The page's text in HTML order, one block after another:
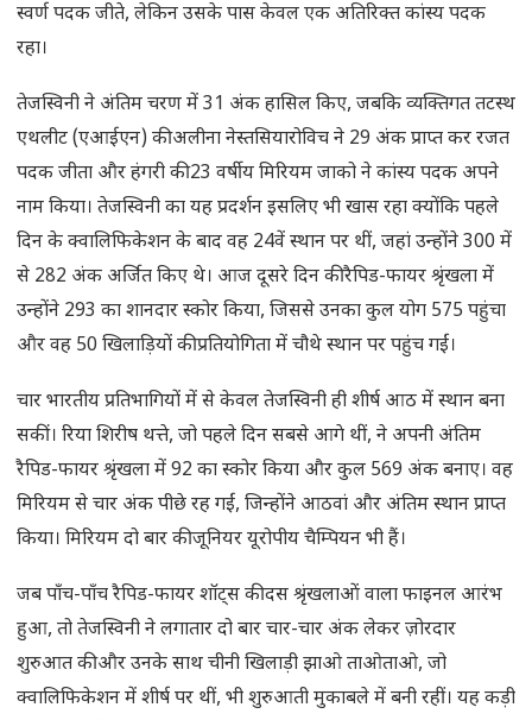
स्वर्ण पदक जीते, लेकिन उसके पास केवल एक अतिरिक्त कांस्य पदक
रहा।
तेजस्विनी ने अंतिम चरण में 31 अंक हासिल किए, जबकि व्यक्तिगत तटस्थ
एथलीट (एआईएन) की अलीना नेस्तसियारोविच ने 29 अंक प्राप्त कर रजत
पदक जीता और हंगरी की 23 वर्षीय मिरियम जाको ने कांस्य पदक अपने
नाम किया। तेजस्विनी का यह प्रदर्शन इसलिए भी खास रहा क्योंकि पहले
दिन के क्वालिफिकेशन के बाद वह 24वें स्थान पर थीं, जहां उन्होंने 300 में
से 282 अंक अर्जित किए थे। आज दूसरे दिन की रैपिड-फायर श्रृंखला में
उन्होंने 293 का शानदार स्कोर किया, जिससे उनका कुल योग 575 पहुंचा
और वह 50 खिलाड़ियों की प्रतियोगिता में चौथे स्थान पर पहुंच गईं।
चार भारतीय प्रतिभागियों में से केवल तेजस्विनी ही शीर्ष आठ में स्थान बना
सकीं। रिया शिरीष थत्ते, जो पहले दिन सबसे आगे थीं, ने अपनी अंतिम
रैपिड-फायर श्रृंखला में 92 का स्कोर किया और कुल 569 अंक बनाए। वह
मिरियम से चार अंक पीछे रह गईं, जिन्होंने आठवां और अंतिम स्थान प्राप्त
किया। मिरियम दो बार की जूनियर यूरोपीय चैम्पियन भी हैं।
जब पाँच-पाँच रैपिड-फायर शॉट्स की दस श्रृंखलाओं वाला फाइनल आरंभ
हुआ, तो तेजस्विनी ने लगातार दो बार चार-चार अंक लेकर ज़ोरदार
शुरुआत की और उनके साथ चीनी खिलाड़ी झाओ ताओताओ, जो
क्वालिफिकेशन में शीर्ष पर थीं, भी शुरुआती मुकाबले में बनी रहीं। यह कड़ी